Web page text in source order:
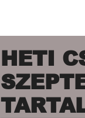
HETI